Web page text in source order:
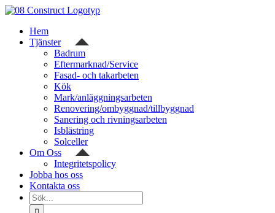
Fortsätt
innehållet
Hem
Tjänster
Badrum
Eftermarknad/Service
Fasad- och takarbeten
Kök
Mark/anläggningsarbeten
Renovering/ombyggnad/tillbyggnad
Sanering och rivningsarbeten
Isblästring
Solceller
Om Oss
Integritetspolicy
Jobba hos oss
Kontakta oss
Sök
efter: